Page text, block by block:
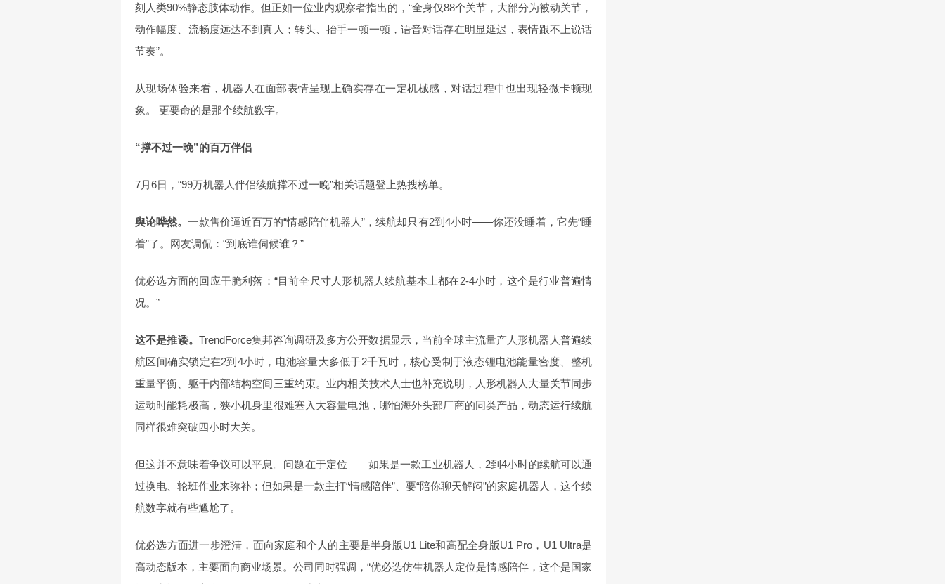
刻人类90%静态肢体动作。但正如一位业内观察者指出的，“全身仅88个关节，大部分为被动关节，
动作幅度、流畅度远达不到真人；转头、抬手一顿一顿，语音对话存在明显延迟，表情跟不上说话
节奏”。
从现场体验来看，机器人在面部表情呈现上确实存在一定机械感，对话过程中也出现轻微卡顿现
象。 更要命的是那个续航数字。
“撑不过一晚”的百万伴侣
7月6日，“99万机器人伴侣续航撑不过一晚”相关话题登上热搜榜单。
舆论哗然。一款售价逼近百万的“情感陪伴机器人”，续航却只有2到4小时——你还没睡着，它先“睡
着”了。网友调侃：“到底谁伺候谁？”
优必选方面的回应干脆利落：“目前全尺寸人形机器人续航基本上都在2-4小时，这个是行业普遍情
况。”
这不是推诿。 TrendForce集邦咨询调研及多方公开数据显示，当前全球主流量产人形机器人普遍续
航区间确实锁定在2到4小时，电池容量大多低于2千瓦时，核心受制于液态锂电池能量密度、整机
重量平衡、躯干内部结构空间三重约束。业内相关技术人士也补充说明，人形机器人大量关节同步
运动时能耗极高，狭小机身里很难塞入大容量电池，哪怕海外头部厂商的同类产品，动态运行续航
同样很难突破四小时大关。
但这并不意味着争议可以平息。问题在于定位——如果是一款工业机器人，2到4小时的续航可以通
过换电、轮班作业来弥补；但如果是一款主打“情感陪伴”、要“陪你聊天解闷”的家庭机器人，这个续
航数字就有些尴尬了。
优必选方面进一步澄清，面向家庭和个人的主要是半身版U1 Lite和高配全身版U1 Pro，U1 Ultra是
高动态版本，主要面向商业场景。公司同时强调，“优必选仿生机器人定位是情感陪伴，这个是国家